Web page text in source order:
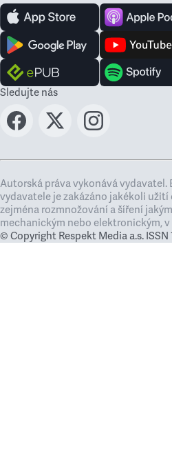
Sledujte nás
Autorská práva vykonává vydavatel.
vydavatele je zakázáno jakékoli
zejména rozmnožování a šíření
mechanickým nebo elektronickým,
© Copyright Respekt Media a.s. ISSN